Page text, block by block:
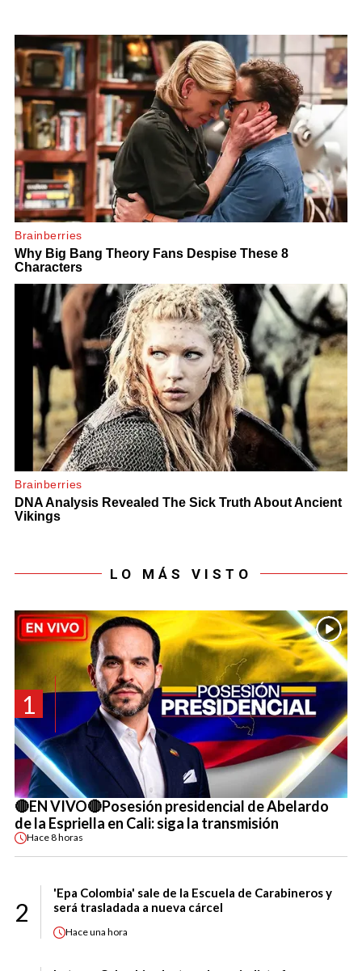
LO MÁS VISTO
1
🔴EN VIVO🔴Posesión presidencial de Abelardo
de la Espriella en Cali: siga la transmisión
Hace8 horas
2
'Epa Colombia' sale de la Escuela de Carabineros y
será trasladada a nueva cárcel
Haceuna hora